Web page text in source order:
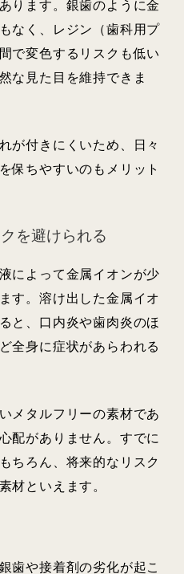
ります。銀歯のように金
なく、レジン（歯科用プ
で変色するリスクも低い
な見た目を維持できま
が付きにくいため、日々
保ちやすいのもメリット
を避けられる
によって金属イオンが少
す。溶け出した金属イオ
と、口内炎や歯肉炎のほ
全身に症状があらわれる
メタルフリーの素材であ
配がありません。すでに
ちろん、将来的なリスク
材といえます。
歯や接着剤の劣化が起こ